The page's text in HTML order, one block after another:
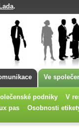
Lada.
Ve
podniky
V
pas
Osobnosti